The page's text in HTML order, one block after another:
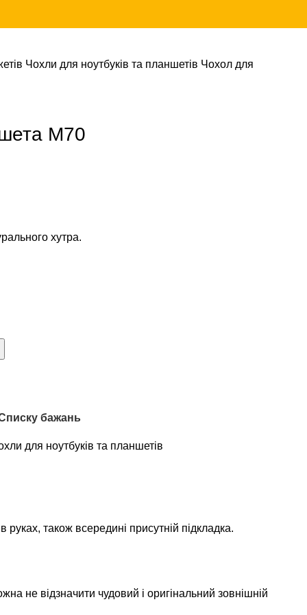
Чохли для ноутбуків та планшетів Чохол для
М70
хутра.
бажань
для ноутбуків та планшетів
також всередині присутній підкладка.
не відзначити чудовий і оригінальний зовнішній